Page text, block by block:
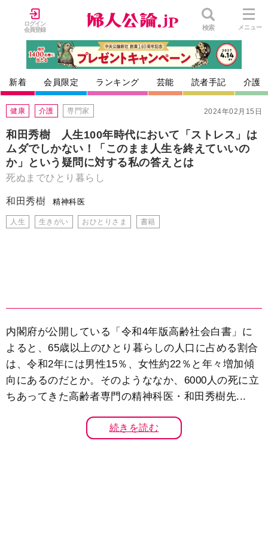
ログイン
会員登録
検索 メニュー
新着 会員限定 ランキング 芸能 読者手記 介護
2024年02月15日
健康 介護 専門家
和田秀樹 人生100年時代において「ストレス」は
ムダでしかない！「このまま人生を終えていいの
か」という疑問に対する私の答えとは
死ぬまでひとり暮らし
和田秀樹 精神科医
人生 生きがい おひとりさま 書籍
内閣府が公開している「令和4年版高齢社会白書」に
よると、65歳以上のひとり暮らしの人口に占める割合
は、令和2年には男性15％、女性約22％と年々増加傾
向にあるのだとか。そのようななか、6000人の死に立
ちあってきた高齢者専門の精神科医・和田秀樹先...
続きを読む